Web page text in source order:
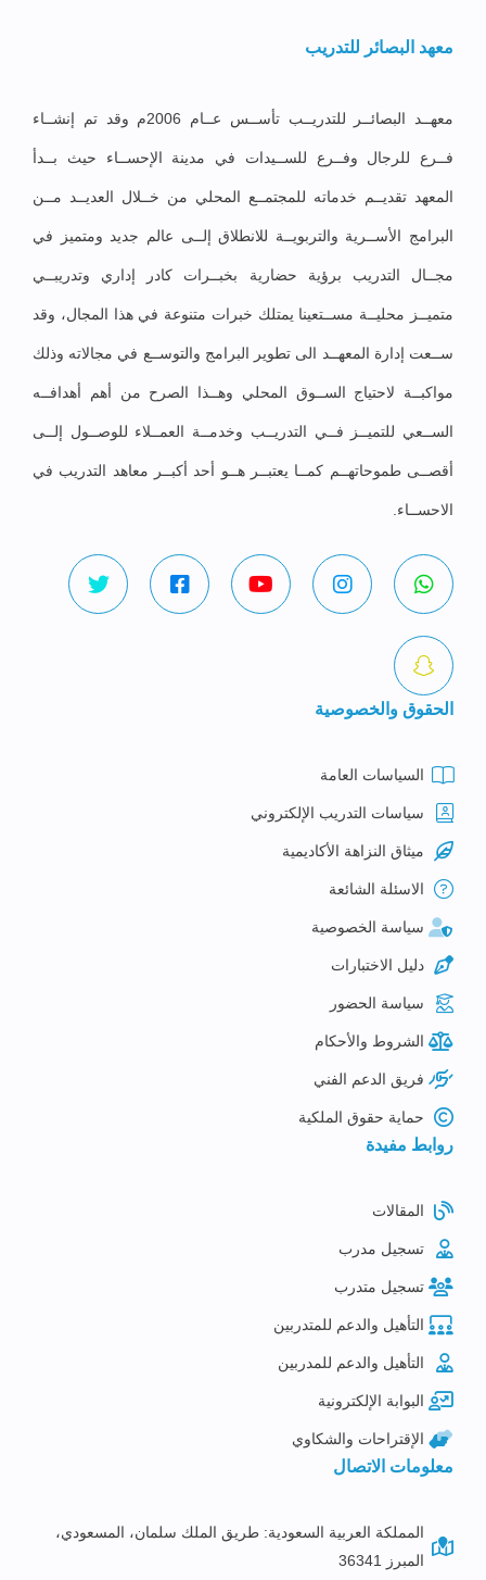
معهد البصائر للتدريب
معهــد البصائــر للتدريــب تأســس عــام 2006م وقد تم إنشــاء
فــرع للرجال وفــرع للســيدات في مدينة الإحســاء حيث بــدأ
المعهد تقديــم خدماته للمجتمــع المحلي من خــلال العديــد مــن
البرامج الأســرية والتربويــة للانطلاق إلــى عالم جديد ومتميز في
مجــال التدريب برؤية حضارية بخبــرات كادر إداري وتدريبــي
متميــز محليــة مســتعينا يمتلك خبرات متنوعة في هذا المجال، وقد
ســعت إدارة المعهــد الى تطوير البرامج والتوســع في مجالاته وذلك
مواكبــة لاحتياج الســوق المحلي وهــذا الصرح من أهم أهدافــه
الســعي للتميــز فــي التدريــب وخدمــة العمــلاء للوصــول إلــى
أقصــى طموحاتهــم كمــا يعتبــر هــو أحد أكبــر معاهد التدريب في
الاحســاء.
الحقوق والخصوصية
السياسات العامة
سياسات التدريب الإلكتروني
ميثاق النزاهة الأكاديمية
الاسئلة الشائعة
سياسة الخصوصية
دليل الاختبارات
سياسة الحضور
الشروط والأحكام
فريق الدعم الفني
حماية حقوق الملكية
روابط مفيدة
المقالات
تسجيل مدرب
تسجيل متدرب
التأهيل والدعم للمتدربين
التأهيل والدعم للمدربين
البوابة الإلكترونية
الإقتراحات والشكاوي
معلومات الاتصال
المملكة العربية السعودية: طريق الملك سلمان، المسعودي،
المبرز 36341